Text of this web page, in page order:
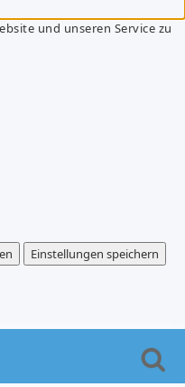
und unseren Service zu
Einstellungen speichern